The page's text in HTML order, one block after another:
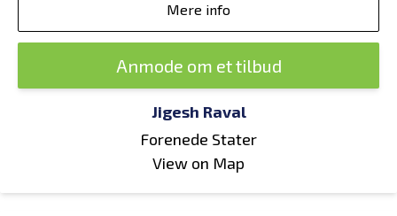
Mere info
Anmode om et tilbud
Jigesh Raval
Forenede Stater
View on Map